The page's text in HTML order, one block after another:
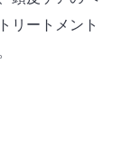
リートメント